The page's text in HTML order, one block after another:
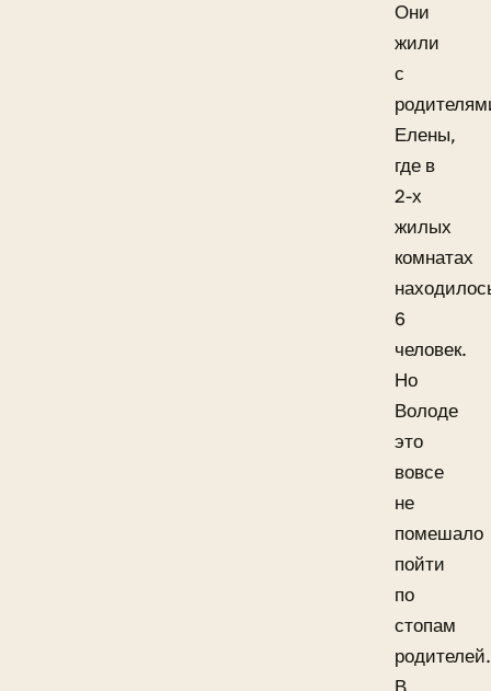
Они
жили
с
Елены,
где в
2-х
жилых
комнатах
6
человек.
Но
Володе
это
вовсе
не
помешало
пойти
по
стопам
родителей.
В